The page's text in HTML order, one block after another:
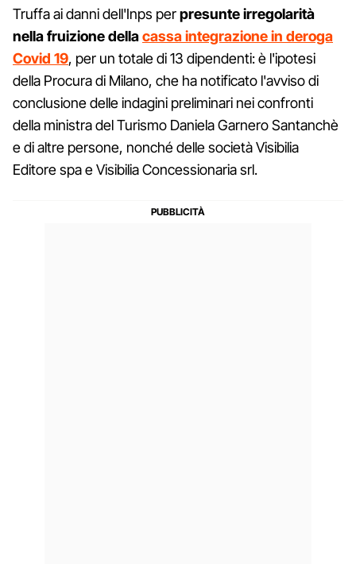
Truffa ai danni dell'Inps perpresunte irregolarità
nella fruizione dellacassa integrazione in deroga
Covid 19, per un totale di 13 dipendenti: è l'ipotesi
della Procura di Milano, che ha notificato l'avviso di
conclusione delle indagini preliminari nei confronti
della ministra del Turismo Daniela Garnero Santanchè
e di altre persone, nonché delle società Visibilia
Editore spa e Visibilia Concessionaria srl.